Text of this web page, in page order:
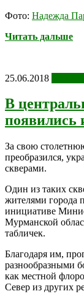
Фото: Надежда
Читать дальше
25.06.2018
В
появились
За свою
преобразился,
скверами.
Один из таких
жителями города
инициативе
Мурманской
табличек.
Благодаря им,
разнообразными
как местной
Север из других